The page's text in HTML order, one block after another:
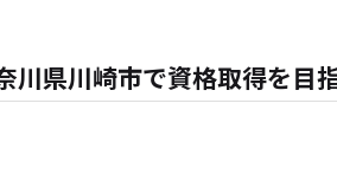
川県川崎市で資格取得を目